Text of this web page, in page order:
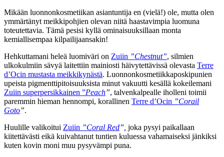
Mikään luonnonkosmetiikan asiantuntija en (vielä!) ole, mutta olen
ymmärtänyt meikkipohjien olevan niitä haastavimpia luomuna
toteutettavia. Tämä pesisi kyllä ominaisuuksillaan monta
kemiallisempaa kilpailijaansakin!
Hehkuttamani heleä luomiväri on Zuiin ”Chestnut”, silmien
ulkokulmiin sävyä laitettiin mainiosti häivytettävissä olevasta Terre
d’Ocin mustasta meikkikynästä. Luonnonkosmetiikkaposkipunien
upeista pigmenttipitoisuuksista minut vakuutti kesällä kokeilemani
Zuiin superpersikkainen ”Peach”, talvenkalpealle iholleni toimii
paremmin hieman hennompi, korallinen Terre d’Ocin ”Corail
Goto”.
Huulille valikoitui Zuiin ”Coral Red”, joka pysyi paikallaan
kiitettävästi eikä kuivahtanut tuntien kuluessa vahamaiseksi jänkiksi
kuten kovin moni muu pysyvämpi puna.